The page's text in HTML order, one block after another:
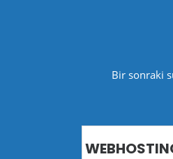
Bir sonraki